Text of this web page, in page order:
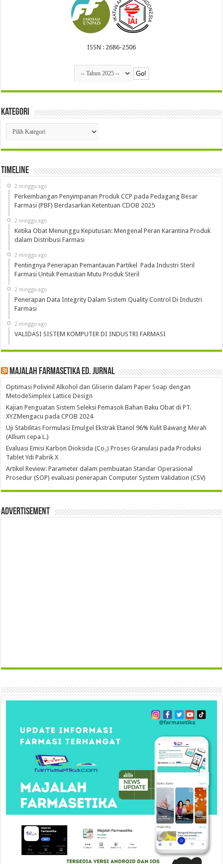
ISSN : 2686-2506
Kategori
Kategori
Timeline
2 minggu ago
Perkembangan Penyimpanan Produk CCP pada Pedagang Besar
Farmasi (PBF) Berdasarkan Ketentuan CDOB 2025
2 minggu ago
Ketika Obat Menunggu Keputusan: Mengenal Peran Karantina Produk
dalam Distribusi Farmasi
2 minggu ago
Pentingnya Penerapan Pemantauan Partikel Pada Industri Steril
Farmasi Untuk Pemastian Mutu Produk Steril
2 minggu ago
Penerapan Data Integrity Dalam Sistem Quality Control Di Industri
Farmasi
2 minggu ago
VALIDASI SISTEM KOMPUTER DI INDUSTRI FARMASI
Majalah Farmasetika Ed. Jurnal
Optimasi Polivinil Alkohol dan Gliserin dalam Paper Soap dengan
MetodeSimplex Lattice Design
Kajian Penguatan Sistem Seleksi Pemasok Bahan Baku Obat di PT.
XYZMengacu pada CPOB 2024
Uji Stabilitas Formulasi Emulgel Ekstrak Etanol 96% Kulit Bawang Merah
(Allium cepa L.)
Evaluasi Emisi Karbon Dioksida (Co₂) Proses Granulasi pada Produksi
Tablet Ydi Pabrik X
Artikel Review: Parameter dalam pembuatan Standar Operasional
Prosedur (SOP) evaluasi penerapan Computer System Validation (CSV)
Advertisement